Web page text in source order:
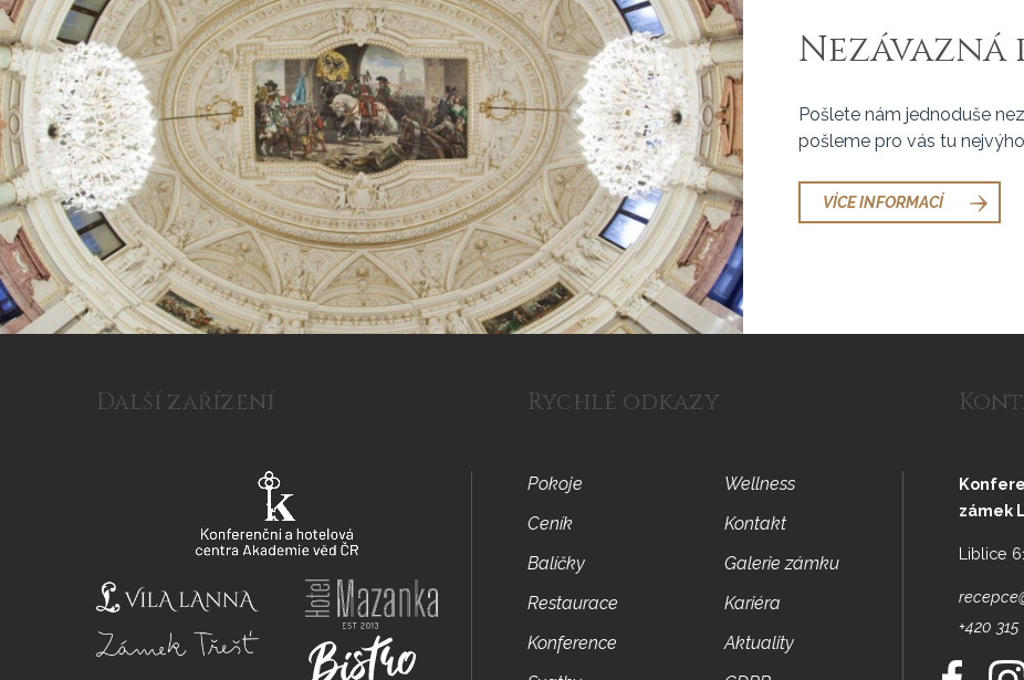
Nezávazná
Pošlete nám jednoduše
pošleme pro vás tu
VÍCE INFORMACÍ
Další zařízení Rychlé odkazy
Pokoje
Ceník
Balíčky
Restaurace
Konference
Wellness
Kontakt
Galerie zámku
Kariéra
Aktuality
zámek
Liblice
+420 315